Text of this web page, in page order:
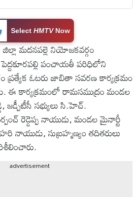
Select HMTVNow
మదనపల్లె నియోజకవర్గం
పంచాయతీ పరిధిలోని
ప్రత్యేక ఓటరు జాబితా సవరణ కార్యక్రమం
ఈ కార్యక్రమంలో రామసముద్రం మండల
సభ్యులు సి.హెచ్.
రెడ్డెప్ప నాయుడు, మండల మైనార్టీ
నాయుడు, సుబ్రహ్మణ్యం తదితరులు
advertisement